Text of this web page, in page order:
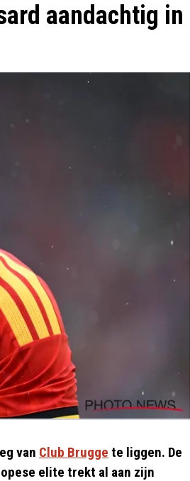
aandachtig in
van Club Brugge te liggen. De
elite trekt al aan zijn